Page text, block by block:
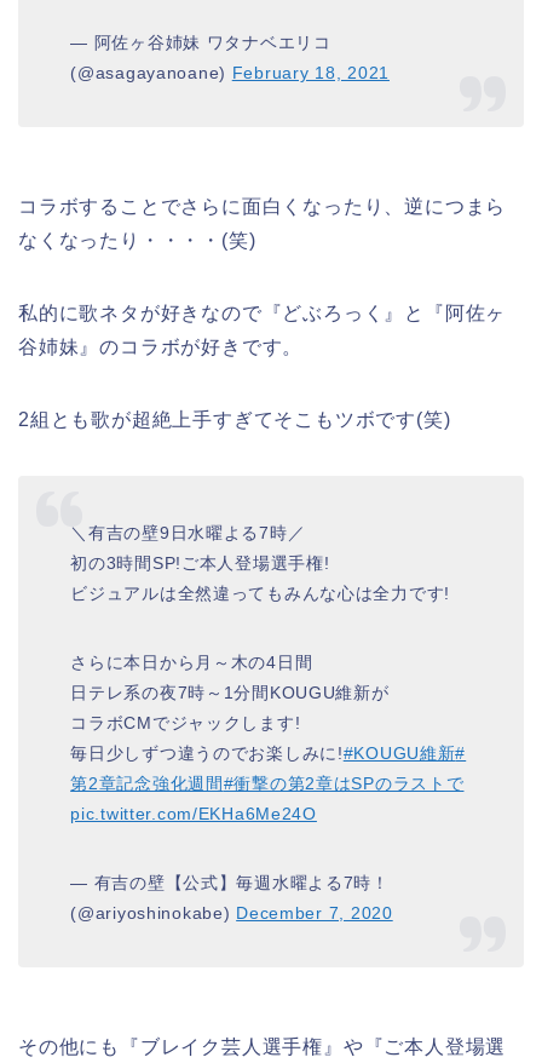
— 阿佐ヶ谷姉妹 ワタナベエリコ
(@asagayanoane) February 18, 2021
コラボすることでさらに面白くなったり、逆につまら
なくなったり・・・・(笑)
私的に歌ネタが好きなので『どぶろっく』と『阿佐ヶ
谷姉妹』のコラボが好きです。
2組とも歌が超絶上手すぎてそこもツボです(笑)
＼有吉の壁9日水曜よる7時／
初の3時間SP!ご本人登場選手権!
ビジュアルは全然違ってもみんな心は全力です!
さらに本日から月～木の4日間
日テレ系の夜7時～1分間KOUGU維新が
コラボCMでジャックします!
毎日少しずつ違うのでお楽しみに!#KOUGU維新#
第2章記念強化週間#衝撃の第2章はSPのラストで
pic.twitter.com/EKHa6Me24O
— 有吉の壁【公式】毎週水曜よる7時！
(@ariyoshinokabe) December 7, 2020
その他にも『ブレイク芸人選手権』や『ご本人登場選